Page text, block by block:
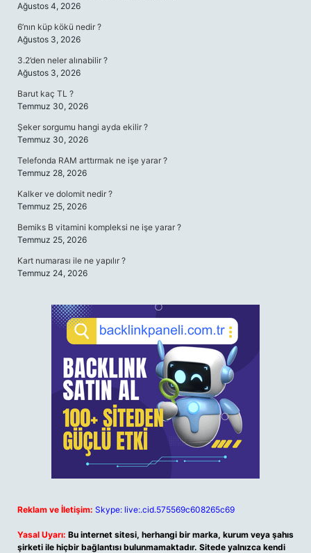
Ağustos 4, 2026
6’nın küp kökü nedir ?
Ağustos 3, 2026
3.2’den neler alınabilir ?
Ağustos 3, 2026
Barut kaç TL ?
Temmuz 30, 2026
Şeker sorgumu hangi ayda ekilir ?
Temmuz 30, 2026
Telefonda RAM arttırmak ne işe yarar ?
Temmuz 28, 2026
Kalker ve dolomit nedir ?
Temmuz 25, 2026
Bemiks B vitamini kompleksi ne işe yarar ?
Temmuz 25, 2026
Kart numarası ile ne yapılır ?
Temmuz 24, 2026
Reklam ve İletişim: Skype: live:.cid.575569c608265c69
Yasal Uyarı: Bu internet sitesi, herhangi bir marka, kurum veya şahıs
şirketi ile hiçbir bağlantısı bulunmamaktadır. Sitede yalnızca kendi